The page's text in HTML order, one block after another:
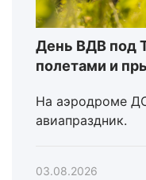
День ВДВ под
полетами и
На аэродроме
авиапраздник.
03.08.2026